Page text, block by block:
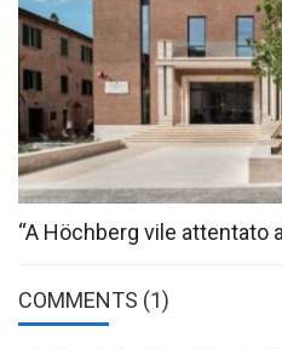
“A Höchberg vile attentato
COMMENTS (1)